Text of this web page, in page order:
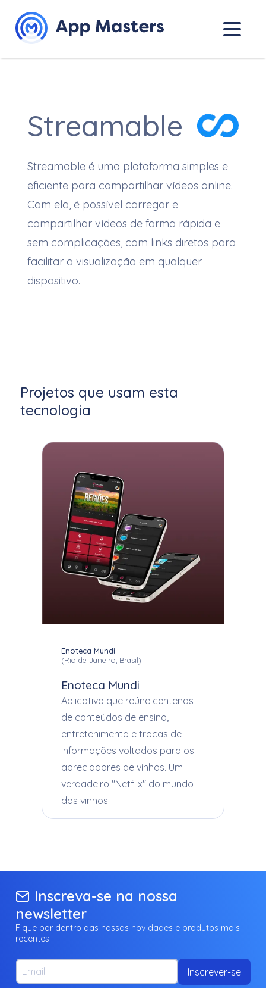
Streamable
Streamable é uma plataforma simples e
eficiente para compartilhar vídeos online.
Com ela, é possível carregar e
compartilhar vídeos de forma rápida e
sem complicações, com links diretos para
facilitar a visualização em qualquer
dispositivo.
Projetos que usam esta
tecnologia
Enoteca Mundi
(Rio de Janeiro, Brasil)
Enoteca Mundi
Aplicativo que reúne centenas
de conteúdos de ensino,
entretenimento e trocas de
informações voltados para os
apreciadores de vinhos. Um
verdadeiro "Netflix" do mundo
dos vinhos.
Inscreva-se na nossa
newsletter
Fique por dentro das nossas novidades e produtos mais
recentes
Email
Inscrever-se